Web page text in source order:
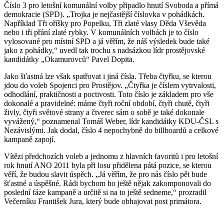
Číslo 3 pro letošní komunální volby připadlo hnutí Svoboda a přímá
demokracie (SPD). „Trojka je nejčastější číslovka v pohádkách.
Například Tři oříšky pro Popelku, Tři zlaté vlasy Děda Vševěda
nebo i tři přání zlaté rybky. V komunálních volbách je to číslo
vylosované pro místní SPD a já věřím, že náš výsledek bude také
jako z pohádky,“ uvedl tak trochu s nadsázkou lídr prostějovské
kandidátky „Okamurovců“ Pavel Dopita.
Jako šťastná lze však spatřovat i jiná čísla. Třeba čtyřku, se kterou
jdou do voleb Spojenci pro Prostějov. „Čtyřka je číslem vytrvalosti,
odhodlání, praktičnosti a poctivosti. Toto číslo je základem pro vše
dokonalé a pravidelné: máme čtyři roční období, čtyři chutě, čtyři
živly, čtyři světové strany a čtverec sám o sobě je také dokonale
vyvážený,“ poznamenal Tomáš Weber, lídr kandidátky KDU-ČSL s
Nezávislými. Jak dodal, číslo 4 nepochybně do billboardů a celkové
kampaně zapojí.
Vítězi předchozích voleb a jednomu z hlavních favoritů i pro letošní
rok hnutí ANO 2011 byla při losu přidělena pátá pozice, se kterou
věří, že budou slavit úspěch. „Já věřím, že pro nás číslo pět bude
šťastné a úspěšné. Rádi bychom ho ještě nějak zakomponovali do
poslední fáze kampaně a určitě si na to ještě sedneme,“ prozradil
Večerníku František Jura, který bude obhajovat post primátora.